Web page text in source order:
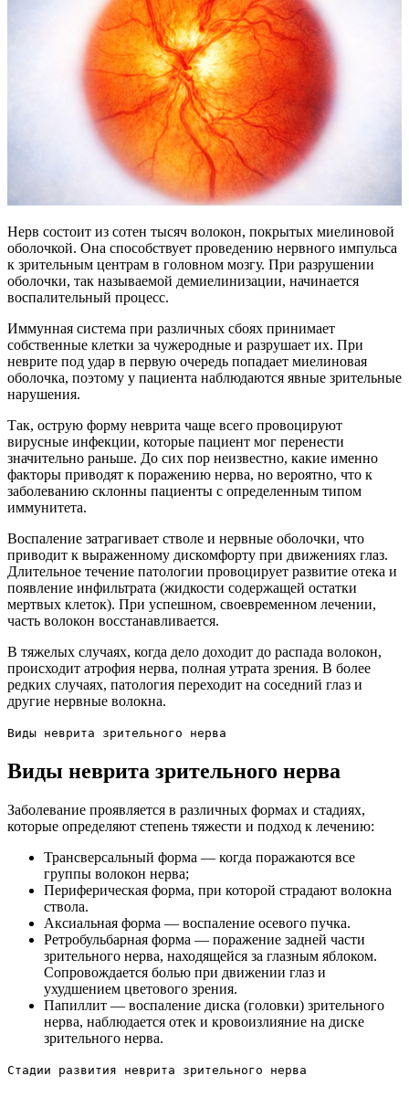
Нерв состоит из сотен тысяч волокон, покрытых миелиновой
оболочкой. Она способствует проведению нервного импульса
к зрительным центрам в головном мозгу. При разрушении
оболочки, так называемой демиелинизации, начинается
воспалительный процесс.
Иммунная система при различных сбоях принимает
собственные клетки за чужеродные и разрушает их. При
неврите под удар в первую очередь попадает миелиновая
оболочка, поэтому у пациента наблюдаются явные зрительные
нарушения.
Так, острую форму неврита чаще всего провоцируют
вирусные инфекции, которые пациент мог перенести
значительно раньше. До сих пор неизвестно, какие именно
факторы приводят к поражению нерва, но вероятно, что к
заболеванию склонны пациенты с определенным типом
иммунитета.
Воспаление затрагивает стволе и нервные оболочки, что
приводит к выраженному дискомфорту при движениях глаз.
Длительное течение патологии провоцирует развитие отека и
появление инфильтрата (жидкости содержащей остатки
мертвых клеток). При успешном, своевременном лечении,
часть волокон восстанавливается.
В тяжелых случаях, когда дело доходит до распада волокон,
происходит атрофия нерва, полная утрата зрения. В более
редких случаях, патология переходит на соседний глаз и
другие нервные волокна.
Виды неврита зрительного нерва
Виды неврита зрительного нерва
Заболевание проявляется в различных формах и стадиях,
которые определяют степень тяжести и подход к лечению:
Трансверсальный форма — когда поражаются все
группы волокон нерва;
Периферическая форма, при которой страдают волокна
ствола.
Аксиальная форма — воспаление осевого пучка.
Ретробульбарная форма — поражение задней части
зрительного нерва, находящейся за глазным яблоком.
Сопровождается болью при движении глаз и
ухудшением цветового зрения.
Папиллит — воспаление диска (головки) зрительного
нерва, наблюдается отек и кровоизлияние на диске
зрительного нерва.
Стадии развития неврита зрительного нерва